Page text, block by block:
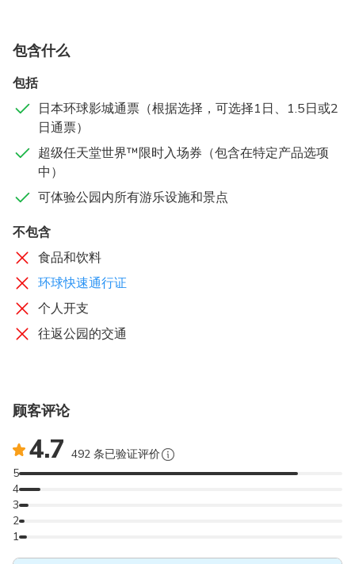
包含什么
包括
日本环球影城通票（根据选择，可选择1日、1.5日或2
日通票）
超级任天堂世界™限时入场券（包含在特定产品选项
中）
可体验公园内所有游乐设施和景点
不包含
食品和饮料
环球快速通行证
个人开支
往返公园的交通
顾客评论
4.7 492 条已验证评价
1
2
3
4
5